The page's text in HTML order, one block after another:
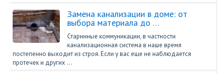
Замена канализации в доме: от
выбора материала до …
Старинные коммуникации, в частности
канализационная система в наше время
постепенно выходит из строя. Если у вас еще не наблюдается
протечек и других …